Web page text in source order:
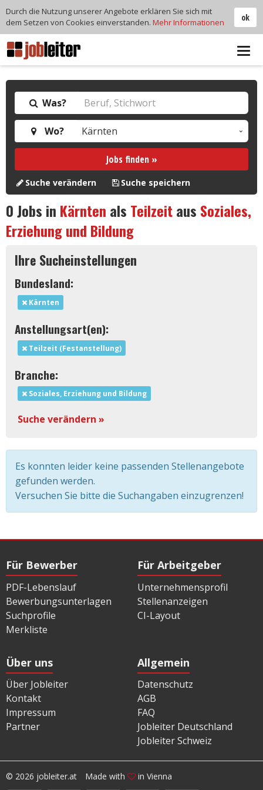
Was?
Wo?
Jobs finden »
Suche verändern Suche speichern
0Jobs in Kärnten als Teilzeitaus Soziales,
Erziehung und Bildung
Ihre Sucheinstellungen
Bundesland:
Kärnten
Anstellungsart(en):
Teilzeit (Festanstellung)
Branche:
Soziales, Erziehung und Bildung
Suche verändern »
Es konnten leider keine passenden Stellenangebote
gefunden werden.
Versuchen Sie bitte die Suchangaben einzugrenzen!
Für Bewerber
PDF-Lebenslauf
Bewerbungsunterlagen
Suchprofile
Merkliste
Für Arbeitgeber
Unternehmensprofil
Stellenanzeigen
CI-Layout
Über uns
Über Jobleiter
Kontakt
Impressum
Partner
Allgemein
Datenschutz
AGB
FAQ
Jobleiter Deutschland
Jobleiter Schweiz
© 2026 jobleiter.at Made with in Vienna
ok
Durch die Nutzung unserer Angebote erklären Sie sich mit
dem Setzen von Cookies einverstanden. Mehr Informationen